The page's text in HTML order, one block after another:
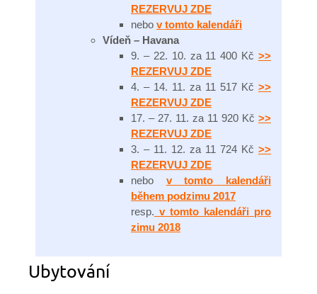
REZERVUJ ZDE
nebo v tomto kalendáři
​​​​​​​Vídeň – Havana
9. – 22. 10. za 11 400 Kč >>
REZERVUJ ZDE
​​​​​​​4. – 14. 11. za 11 517 Kč >>
REZERVUJ ZDE
17. – 27. 11. za 11 920 Kč >>
REZERVUJ ZDE
3. – 11. 12. za 11 724 Kč >>
REZERVUJ ZDE
nebo v tomto kalendáři
během podzimu 2017
resp. v tomto kalendáři pro
zimu 2018
Ubytování